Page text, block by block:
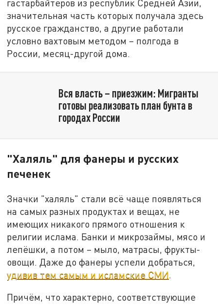
гастарбайтеров из республик Средней Азии,
значительная часть которых получала здесь
русское гражданство, а другие работали
условно вахтовым методом – полгода в
России, месяц-другой дома.
Вся власть – приезжим: Мигранты
готовы реализовать план бунта в
городах России
"Халяль" для фанеры и русских
печенек
Значки "халяль" стали всё чаще появляться
на самых разных продуктах и вещах, не
имеющих никакого прямого отношения к
религии ислама. Банки и микрозаймы, мясо и
лепёшки, а потом – мыло, матрасы, фрукты-
овощи. Даже до фанеры успели добраться,
удивив тем самым и исламские СМИ.
Причём, что характерно, соответствующие